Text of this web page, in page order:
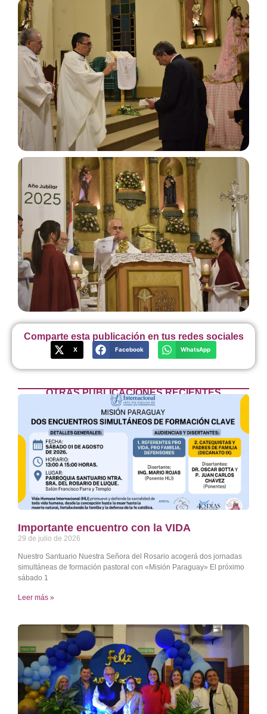
OTRAS PUBLICACIONES RECIENTES
Importante encuentro con la VIDA
29 de julio de 2026
Nuestro Santuario Nuestra Señora del Rosario acogerá dos jornadas
simultáneas de formación pastoral con «Misión Paraguay» El próximo
sábado 1
Leer más »
Comparte esta publicación en tus redes sociales
X Facebook WhatsApp